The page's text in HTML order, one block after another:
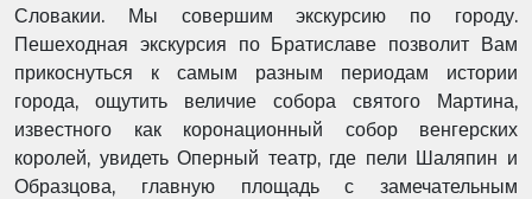
Словакии. Мы совершим экскурсию по городу.
Пешеходная экскурсия по Братиславе позволит Вам
прикоснуться к самым разным периодам истории
города, ощутить величие собора святого Мартина,
известного как коронационный собор венгерских
королей, увидеть Оперный театр, где пели Шаляпин и
Образцова, главную площадь с замечательным